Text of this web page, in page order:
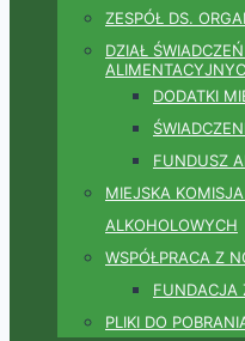
ZESPÓŁ DS.
DZIAŁ
DODATKI
FUNDUSZ
MIEJSKA
ALKOHOLOWYCH
WSPÓŁPRACA Z
FUNDACJA
PLIKI DO